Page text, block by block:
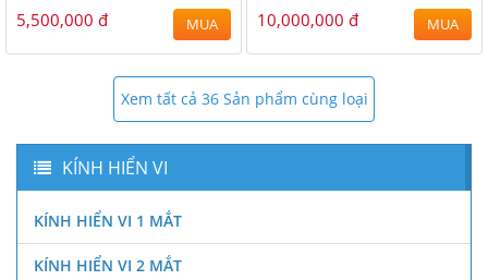
5,500,000 đ MUA 10,000,000 đ MUA
Xem tất cả 36 Sản phẩm cùng loại
KÍNH HIỂN VI
KÍNH HIỂN VI 1 MẮT
KÍNH HIỂN VI 2 MẮT